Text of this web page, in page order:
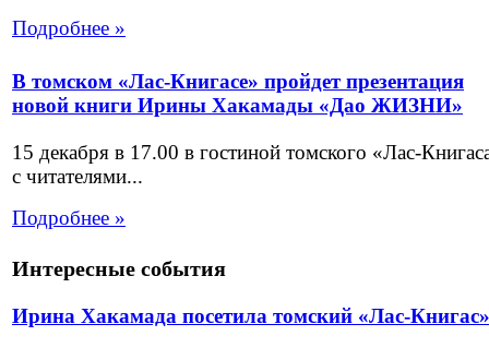
Подробнее »
В томском «Лас-Книгасе» пройдет презентация
новой книги Ирины Хакамады «Дао ЖИЗНИ»
15 декабря в 17.00 в гостиной томского «Лас-
с читателями...
Подробнее »
Интересные события
Ирина Хакамада посетила томский «Лас-Книгас»